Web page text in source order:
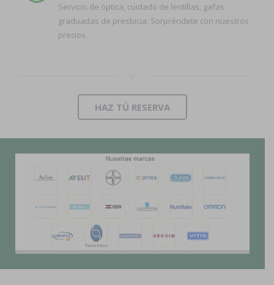
Servicio de óptica, cuidado de lentillas, gafas
graduadas de presbicia. Sorpréndete con nuestros
precios.
HAZ TÚ RESERVA